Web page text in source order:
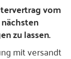
vom
zu lassen.
mit versandt